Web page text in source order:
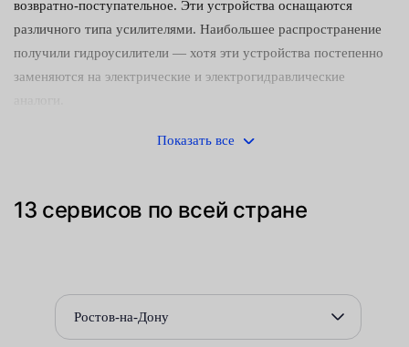
возвратно-поступательное. Эти устройства оснащаются
различного типа усилителями. Наибольшее распространение
получили гидроусилители — хотя эти устройства постепенно
заменяются на электрические и электрогидравлические
Управлять машиной с неисправным редуктором небезопасно.
поломок:
Повреждения сальников и уплотнений, приводящие к
утечке жидкости из гидравлической системы.
Показать все
13 сервисов по всей стране
Ростов-на-Дону